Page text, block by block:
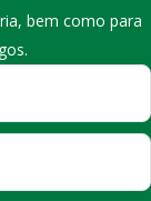
bem como para